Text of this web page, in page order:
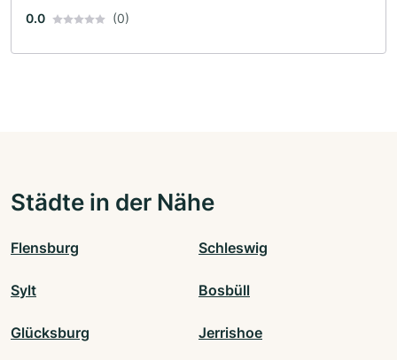
0.0 (0)
Städte in der Nähe
Flensburg Schleswig
Sylt Bosbüll
Glücksburg Jerrishoe